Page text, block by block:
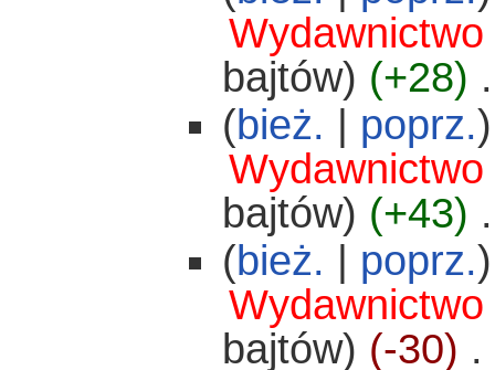
Wydawnictwo
bajtów) (+28)
(bież. poprz.)
Wydawnictwo
bajtów) (+43)
(bież. poprz.)
Wydawnictwo
bajtów) (-30) .